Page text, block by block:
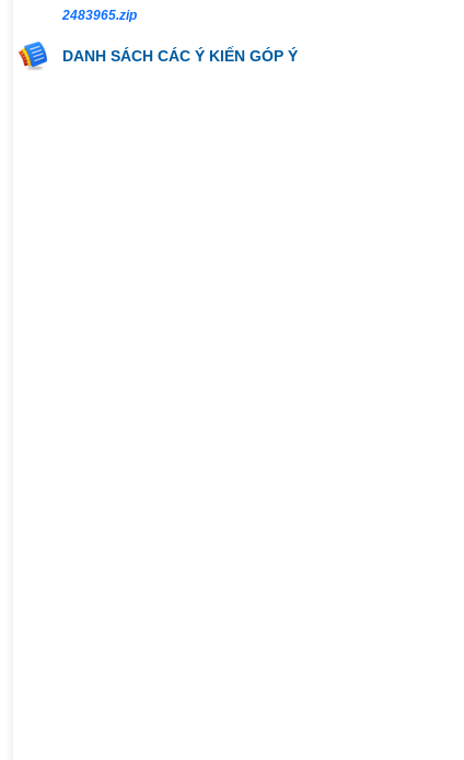
2483965.zip
DANH SÁCH CÁC Ý KIẾN GÓP Ý